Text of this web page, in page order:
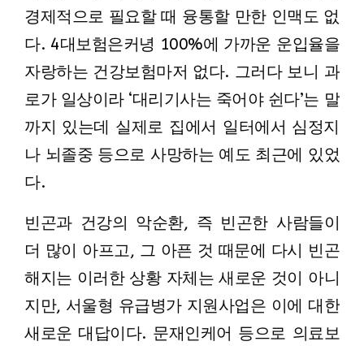
경제적으로 필요할 때 융통할 만한 인맥도 없
다. 4대보험은커녕 100%에 가까운 운입율을
자랑하는 건강보험마저 없다. 그러다 보니 과
로가 일상이라 ‘대리기사는 죽어야 쉰다’는 말
까지 있는데 실제로 집에서 일터에서 심정지
나 뇌졸중 등으로 사망하는 예도 최근에 있었
다.
빈곤과 건강의 악순환, 즉 빈곤한 사람들이
더 많이 아프고, 그 아픈 것 때문에 다시 빈곤
해지는 이러한 상황 자체는 새로운 것이 아니
지만, 서울형 유급병가 지원사업은 이에 대한
새로운 대답이다. 문재인케어 등으로 의료보